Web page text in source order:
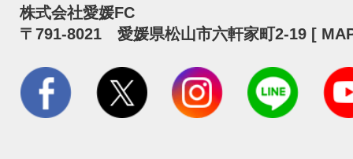
株式会社愛媛FC
〒791-8021 愛媛県松山市六軒家町2-19 [